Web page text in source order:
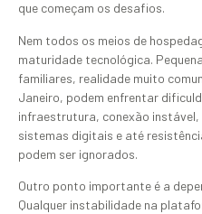
que começam os desafios.
Nem todos os meios de
maturidade tecnológica.
familiares, realidade muito
Janeiro, podem enfrentar
infraestrutura, conexão
sistemas digitais e até
podem ser ignorados.
Outro ponto importante é a
Qualquer instabilidade na